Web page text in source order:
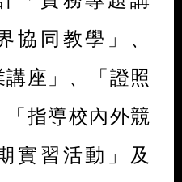
協同教學」、
講座」、「證照
指導校內外競
實習活動」及